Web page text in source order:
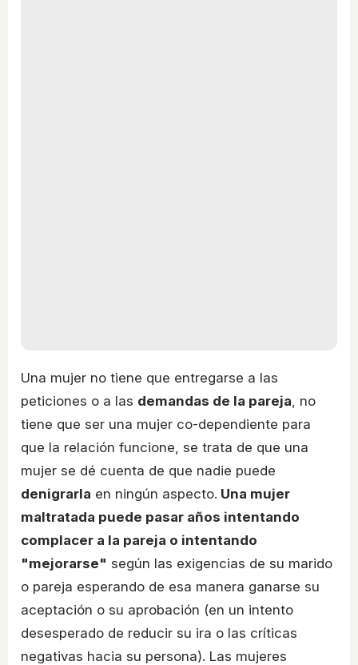
Una mujer no tiene que entregarse a las
peticiones o a las demandas de la pareja , no
tiene que ser una mujer co-dependiente para
que la relación funcione, se trata de que una
mujer se dé cuenta de que nadie puede
denigrarla en ningún aspecto. Una mujer
maltratada puede pasar años intentando
complacer a la pareja o intentando
"mejorarse" según las exigencias de su marido
o pareja esperando de esa manera ganarse su
aceptación o su aprobación (en un intento
desesperado de reducir su ira o las críticas
negativas hacia su persona). Las mujeres